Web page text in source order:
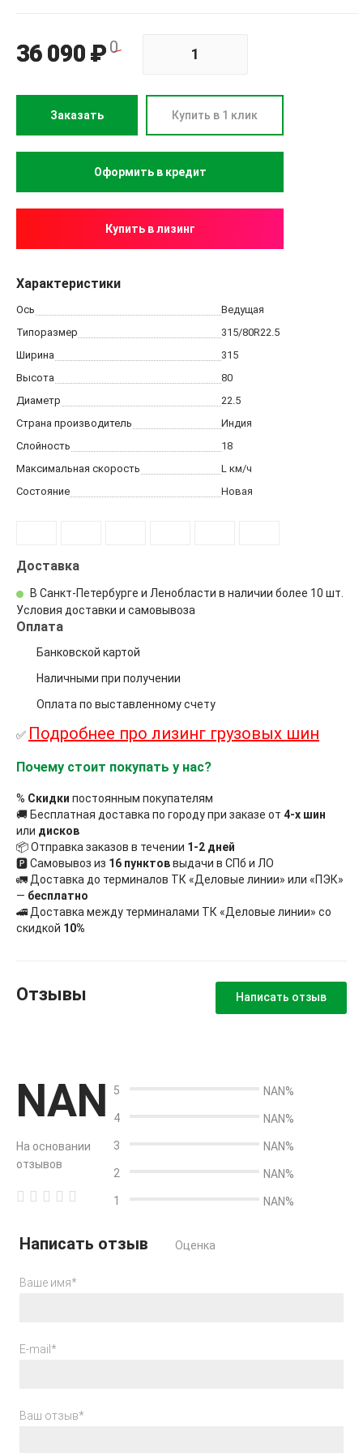
36 090 ₽ 0
Заказать Купить в 1 клик
Купить в лизинг
Характеристики
Ось
Ведущая
Типоразмер
315/80R22.5
Ширина
315
Высота
80
Диаметр
22.5
Страна производитель
Индия
Слойность
18
Максимальная скорость
L км/ч
Состояние
Новая
Доставка
В Санкт-Петербурге и Ленобласти в наличии более 10 шт.
Условия доставки и самовывоза
Оплата
Банковской картой
Наличными при получении
Оплата по выставленному счету
✅ Подробнее про лизинг грузовых шин
Почему стоит покупать у нас?
% Скидки постоянным покупателям
🚚 Бесплатная доставка по городу при заказе от 4-х шин
или дисков
📦 Отправка заказов в течении 1-2 дней
🅿 Самовывоз из 16 пунктоввыдачи в СПб и ЛО
🚛 Доставка до терминалов ТК «Деловые линии» или «ПЭК»
— бесплатно
🚄 Доставка между терминалами ТК «Деловые линии» со
скидкой 10%
Отзывы Написать отзыв
NAN
На основании
отзывов
5 NAN%
4 NAN%
3 NAN%
2 NAN%
1 NAN%
Написать отзыв Оценка
Ваше имя*
E-mail*
Ваш отзыв*